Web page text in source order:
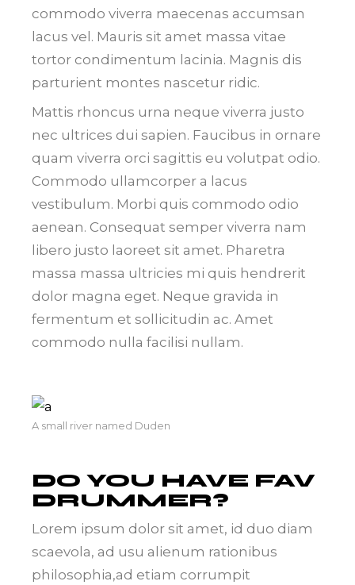
commodo viverra maecenas accumsan
lacus vel. Mauris sit amet massa vitae
tortor condimentum lacinia. Magnis dis
parturient montes nascetur ridic.
Mattis rhoncus urna neque viverra justo
nec ultrices dui sapien. Faucibus in ornare
quam viverra orci sagittis eu volutpat odio.
Commodo ullamcorper a lacus
vestibulum. Morbi quis commodo odio
aenean. Consequat semper viverra nam
libero justo laoreet sit amet. Pharetra
massa massa ultricies mi quis hendrerit
dolor magna eget. Neque gravida in
fermentum et sollicitudin ac. Amet
commodo nulla facilisi nullam.
A small river named Duden
DO YOU HAVE FAV
DRUMMER?
Lorem ipsum dolor sit amet, id duo diam
scaevola, ad usu alienum rationibus
philosophia,ad etiam corrumpit